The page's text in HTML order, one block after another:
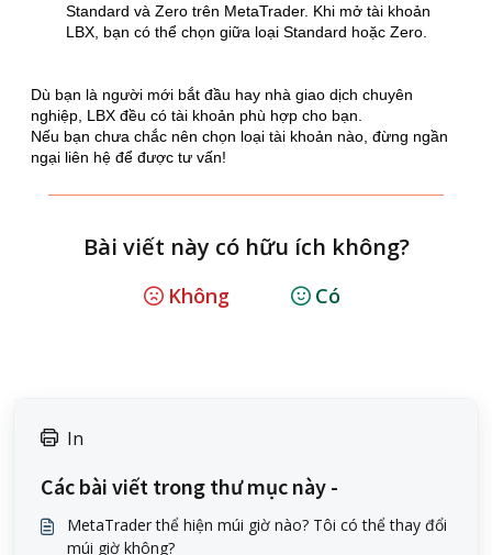
Standard và Zero trên MetaTrader. Khi mở tài khoản
LBX, bạn có thể chọn giữa loại Standard hoặc Zero.
Dù bạn là người mới bắt đầu hay nhà giao dịch chuyên
nghiệp, LBX đều có tài khoản phù hợp cho bạn.
Nếu bạn chưa chắc nên chọn loại tài khoản nào, đừng ngần
ngại liên hệ để được tư vấn!
Bài viết này có hữu ích không?
Không Có
In
Các bài viết trong thư mục này -
MetaTrader thể hiện múi giờ nào? Tôi có thể thay đổi
múi giờ không?